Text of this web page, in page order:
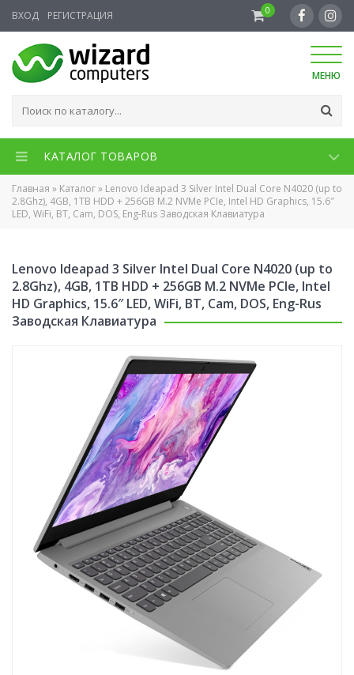
ВХОД РЕГИСТРАЦИЯ 0
МЕНЮ
КАТАЛОГ ТОВАРОВ
Главная » Каталог» Lenovo Ideapad 3 Silver Intel Dual Core N4020 (up to
2.8Ghz), 4GB, 1TB HDD + 256GB M.2 NVMe PCIe, Intel HD Graphics, 15.6″
LED, WiFi, BT, Cam, DOS, Eng-Rus Заводская Клавиатура
Lenovo Ideapad 3 Silver Intel Dual Core N4020 (up to
2.8Ghz), 4GB, 1TB HDD + 256GB M.2 NVMe PCIe, Intel
HD Graphics, 15.6″ LED, WiFi, BT, Cam, DOS, Eng-Rus
Заводская Клавиатура